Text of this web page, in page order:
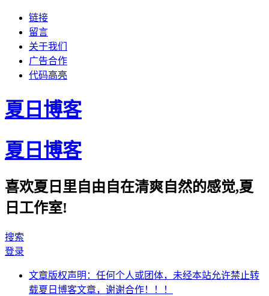
链接
留言
关于我们
广告合作
代码高亮
夏日博客
夏日博客
喜欢夏日里自由自在清爽自然的感觉,夏
日工作室!
搜索
登录
文章版权声明：任何个人或团体，未经本站允许禁止转
载夏日博客文章，谢谢合作！！！